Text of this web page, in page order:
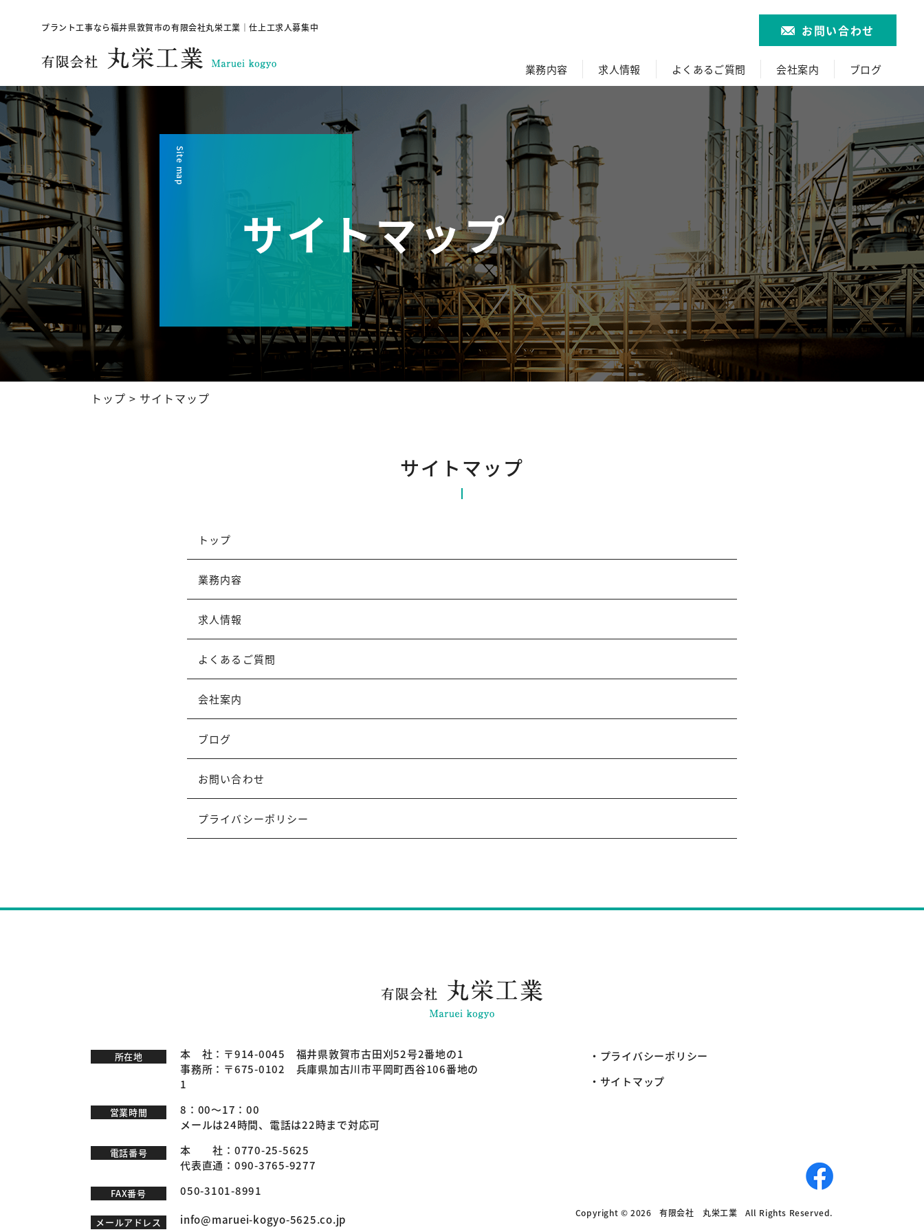
プラント工事なら福井県敦賀市の有限会社丸栄工業｜仕上工求人募集中 お問い合わせ
業務内容 求人情報 よくあるご質問 会社案内 ブログ
Site map
サイトマップ
トップ サイトマップ
サイトマップ
トップ
業務内容
求人情報
よくあるご質問
会社案内
ブログ
お問い合わせ
プライバシーポリシー
所在地
本 社：〒914-0045 福井県敦賀市古田刈52号2番地の1
事務所：〒675-0102 兵庫県加古川市平岡町西谷106番地の
1
営業時間
8：00～17：00
メールは24時間、電話は22時まで対応可
電話番号 本 社： 0770-25-5625
代表直通： 090-3765-9277
FAX番号 050-3101-8991
メールアドレス info@maruei-kogyo-5625.co.jp
・プライバシーポリシー
・サイトマップ
Copyright © 2026 有限会社 丸栄工業 All Rights Reserved.